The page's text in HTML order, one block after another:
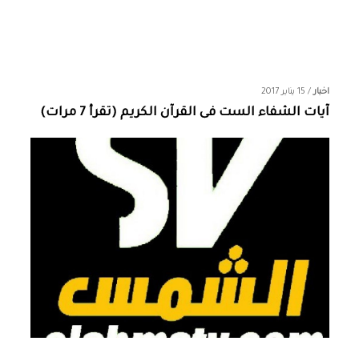
اخبار/ 15 يناير 2017
آيات الشفاء الست فى القرآن الكريم (تقرأ 7 مرات)